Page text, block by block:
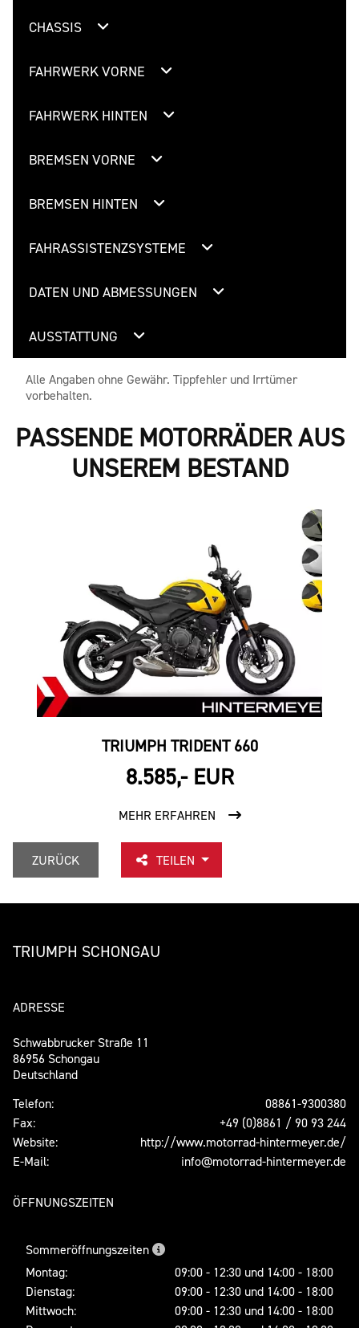
CHASSIS
FAHRWERK VORNE
FAHRWERK HINTEN
BREMSEN VORNE
BREMSEN HINTEN
FAHRASSISTENZSYSTEME
DATEN UND ABMESSUNGEN
AUSSTATTUNG
Alle Angaben ohne Gewähr. Tippfehler und Irrtümer
vorbehalten.
PASSENDE MOTORRÄDER AUS
UNSEREM BESTAND
TRIUMPH TRIDENT 660
8.585,- EUR
MEHR ERFAHREN
ZURÜCK TEILEN
TRIUMPH SCHONGAU
ADRESSE
Schwabbrucker Straße 11
86956 Schongau
Deutschland
Telefon:
08861-9300380
Fax:
+49 (0)8861 / 90 93 244
Website:
http://www.motorrad-hintermeyer.de/
E-Mail:
info@motorrad-hintermeyer.de
ÖFFNUNGSZEITEN
Sommeröffnungszeiten
Montag:
09:00 - 12:30 und 14:00 - 18:00
Dienstag:
09:00 - 12:30 und 14:00 - 18:00
Mittwoch:
09:00 - 12:30 und 14:00 - 18:00